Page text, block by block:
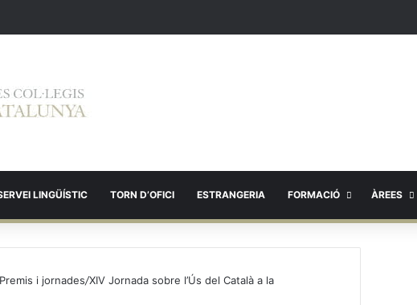
LINGÜÍSTIC TORN D’OFICI ESTRANGERIA FORMACIÓ ÀREES
Premis i jornades/XIV Jornada sobre l’Ús del Català a la